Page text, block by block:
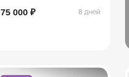
Сахрайские
75 000 ₽ 8 дней